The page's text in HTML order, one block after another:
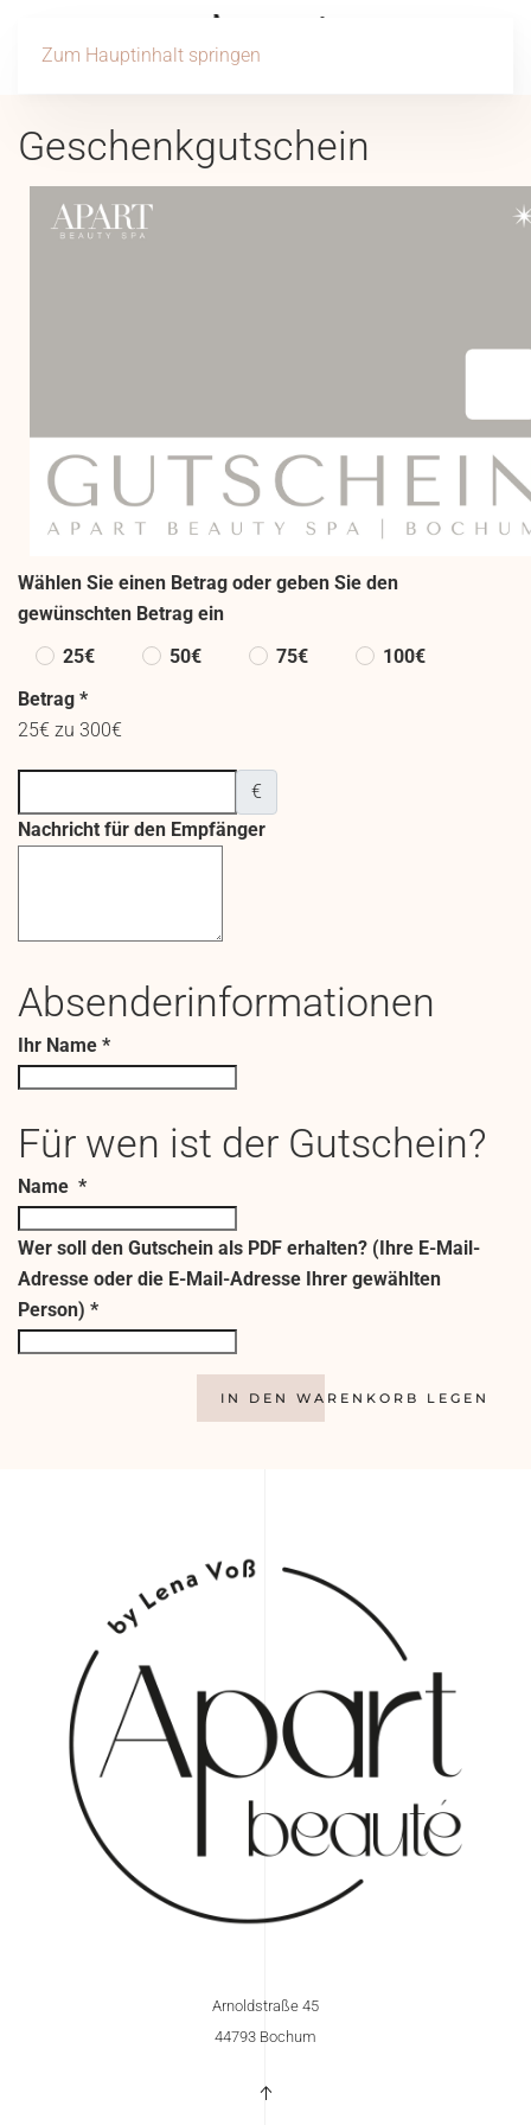
Zum Hauptinhalt springen
Geschenkgutschein
Wählen Sie einen Betrag oder geben Sie den
gewünschten Betrag ein
Wählen Sie einen Betrag
25€ 50€ 75€
100€
Betrag *
25€ zu 300€
€
Nachricht für den Empfänger
Absenderinformationen
Ihr Name *
Für wen ist der Gutschein?
Name *
Wer soll den Gutschein als PDF erhalten? (Ihre E-Mail-
Adresse oder die E-Mail-Adresse Ihrer gewählten
Person) *
IN DEN WARENKORB LEGEN
Arnoldstraße 45
44793 Bochum